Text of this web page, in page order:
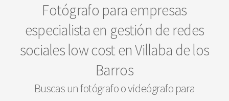
Fotógrafo para empresas
especialista en gestión de redes
sociales low cost en Villaba de los
Barros
Buscas un fotógrafo o videógrafo para